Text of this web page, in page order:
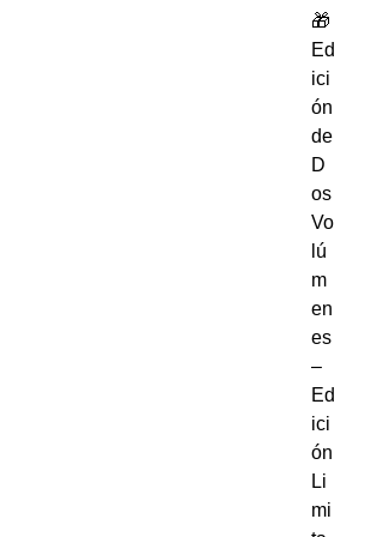
🎁
Ed
ici
ón
de
D
os
Vo
lú
m
en
es
–
Ed
ici
ón
Li
mi